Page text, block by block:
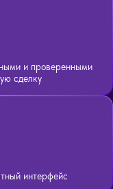
и проверенными
сделку
интерфейс